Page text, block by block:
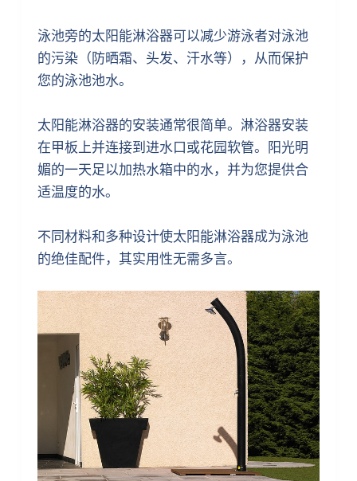
泳池旁的太阳能淋浴器可以减少游泳者对泳池
的污染（防晒霜、头发、汗水等），从而保护
您的泳池池水。
太阳能淋浴器的安装通常很简单。淋浴器安装
在甲板上并连接到进水口或花园软管。阳光明
媚的一天足以加热水箱中的水，并为您提供合
适温度的水。
不同材料和多种设计使太阳能淋浴器成为泳池
的绝佳配件，其实用性无需多言。